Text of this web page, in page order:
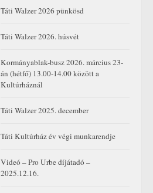
Táti Walzer 2026 pünkösd
Táti Walzer 2026. húsvét
Kormányablak-busz 2026. március 23-
án (hétfő) 13.00-14.00 között a
Kultúrháznál
Táti Walzer 2025. december
Táti Kultúrház év végi munkarendje
Videó – Pro Urbe díjátadó –
2025.12.16.